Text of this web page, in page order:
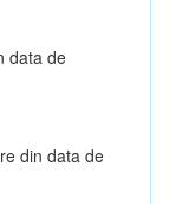
data de
din data de